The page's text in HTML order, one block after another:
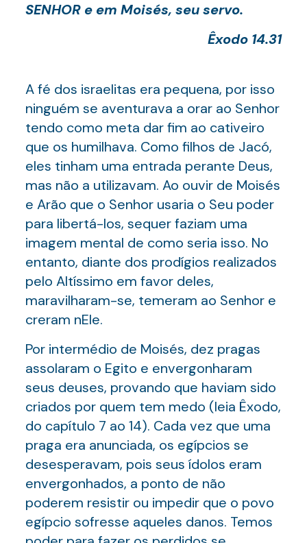
SENHOR e em Moisés, seu servo.
Êxodo 14.31
A fé dos israelitas era pequena, por isso
ninguém se aventurava a orar ao Senhor
tendo como meta dar fim ao cativeiro
que os humilhava. Como filhos de Jacó,
eles tinham uma entrada perante Deus,
mas não a utilizavam. Ao ouvir de Moisés
e Arão que o Senhor usaria o Seu poder
para libertá-los, sequer faziam uma
imagem mental de como seria isso. No
entanto, diante dos prodígios realizados
pelo Altíssimo em favor deles,
maravilharam-se, temeram ao Senhor e
creram nEle.
Por intermédio de Moisés, dez pragas
assolaram o Egito e envergonharam
seus deuses, provando que haviam sido
criados por quem tem medo (leia Êxodo,
do capítulo 7 ao 14). Cada vez que uma
praga era anunciada, os egípcios se
desesperavam, pois seus ídolos eram
envergonhados, a ponto de não
poderem resistir ou impedir que o povo
egípcio sofresse aqueles danos. Temos